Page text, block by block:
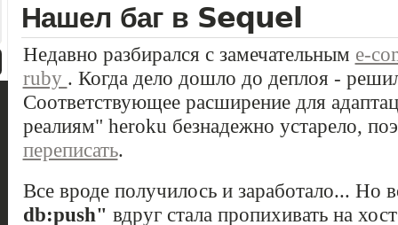
Нашел баг в Sequel
Недавно разбирался с замечательным e-
ruby . Когда дело дошло до деплоя -
Соответствующее расширение для
реалиям" heroku безнадежно устарело,
переписать.
Все вроде получилось и заработало... Но
db:push" вдруг стала пропихивать на